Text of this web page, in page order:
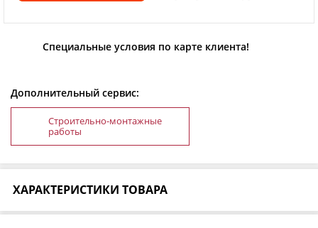
Специальные условия по карте клиента!
Дополнительный сервис:
Строительно-монтажные
работы
ХАРАКТЕРИСТИКИ ТОВАРА